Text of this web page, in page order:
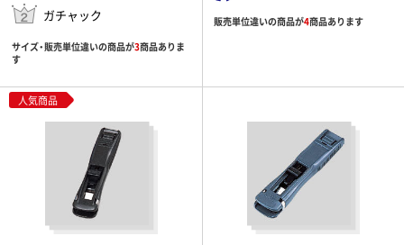
ガチャック
サイズ・販売単位違いの商品が3商品ありま
す
販売単位違いの商品が4商品あります
人気商品